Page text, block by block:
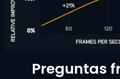
Preguntas